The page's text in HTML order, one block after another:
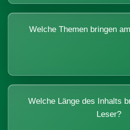
Welche Themen bringen
Welche Länge des Inhalts
Leser?